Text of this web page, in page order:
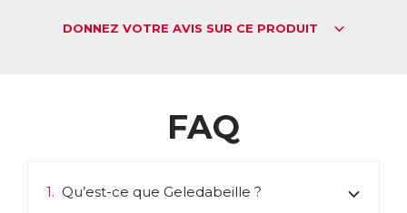
DONNEZ VOTRE AVIS SUR CE PRODUIT
FAQ
1. Qu’est-ce que Geledabeille ?